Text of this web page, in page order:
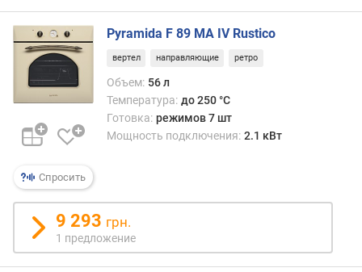
и
о
т
д
е
в
х
к
о
о
Спросить
Pyramida F 89 MA IV Rustico
вертел направляющие ретро
Объем: 56 л
Температура: до 250 °C
Готовка: режимов 7 шт
Мощность подключения: 2.1 кВт
9 293 грн.
1 предложение